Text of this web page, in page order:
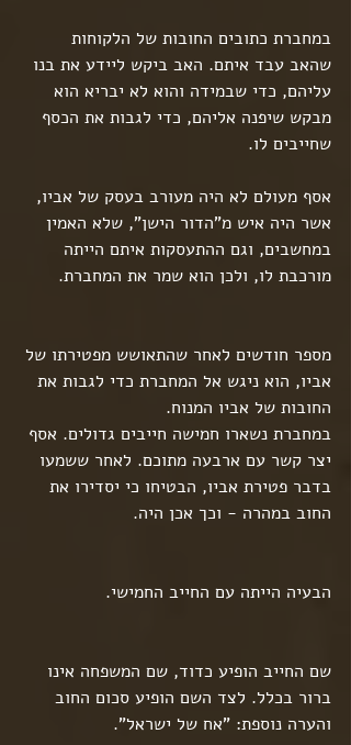
במחברת כתובים החובות של הלקוחות
שהאב עבד איתם. האב ביקש ליידע את בנו
עליהם, כדי שבמידה והוא לא יבריא הוא
מבקש שיפנה אליהם, כדי לגבות את הכסף
שחייבים לו.
אסף מעולם לא היה מעורב בעסק של אביו,
אשר היה איש מ"הדור הישן", שלא האמין
במחשבים, וגם ההתעסקות איתם הייתה
מורכבת לו, ולכן הוא שמר את המחברת.
מספר חודשים לאחר שהתאושש מפטירתו של
אביו, הוא ניגש אל המחברת כדי לגבות את
החובות של אביו המנוח.
במחברת נשארו חמישה חייבים גדולים. אסף
יצר קשר עם ארבעה מתוכם. לאחר ששמעו
בדבר פטירת אביו, הבטיחו כי יסדירו את
החוב במהרה - וכך אכן היה.
הבעיה הייתה עם החייב החמישי.
שם החייב הופיע כדוד, שם המשפחה אינו
ברור בכלל. לצד השם הופיע סכום החוב
והערה נוספת: "אח של ישראל".